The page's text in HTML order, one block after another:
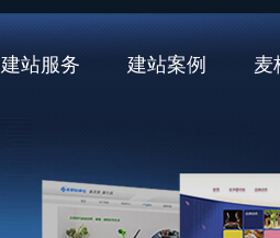
建站服务 建站案例 麦